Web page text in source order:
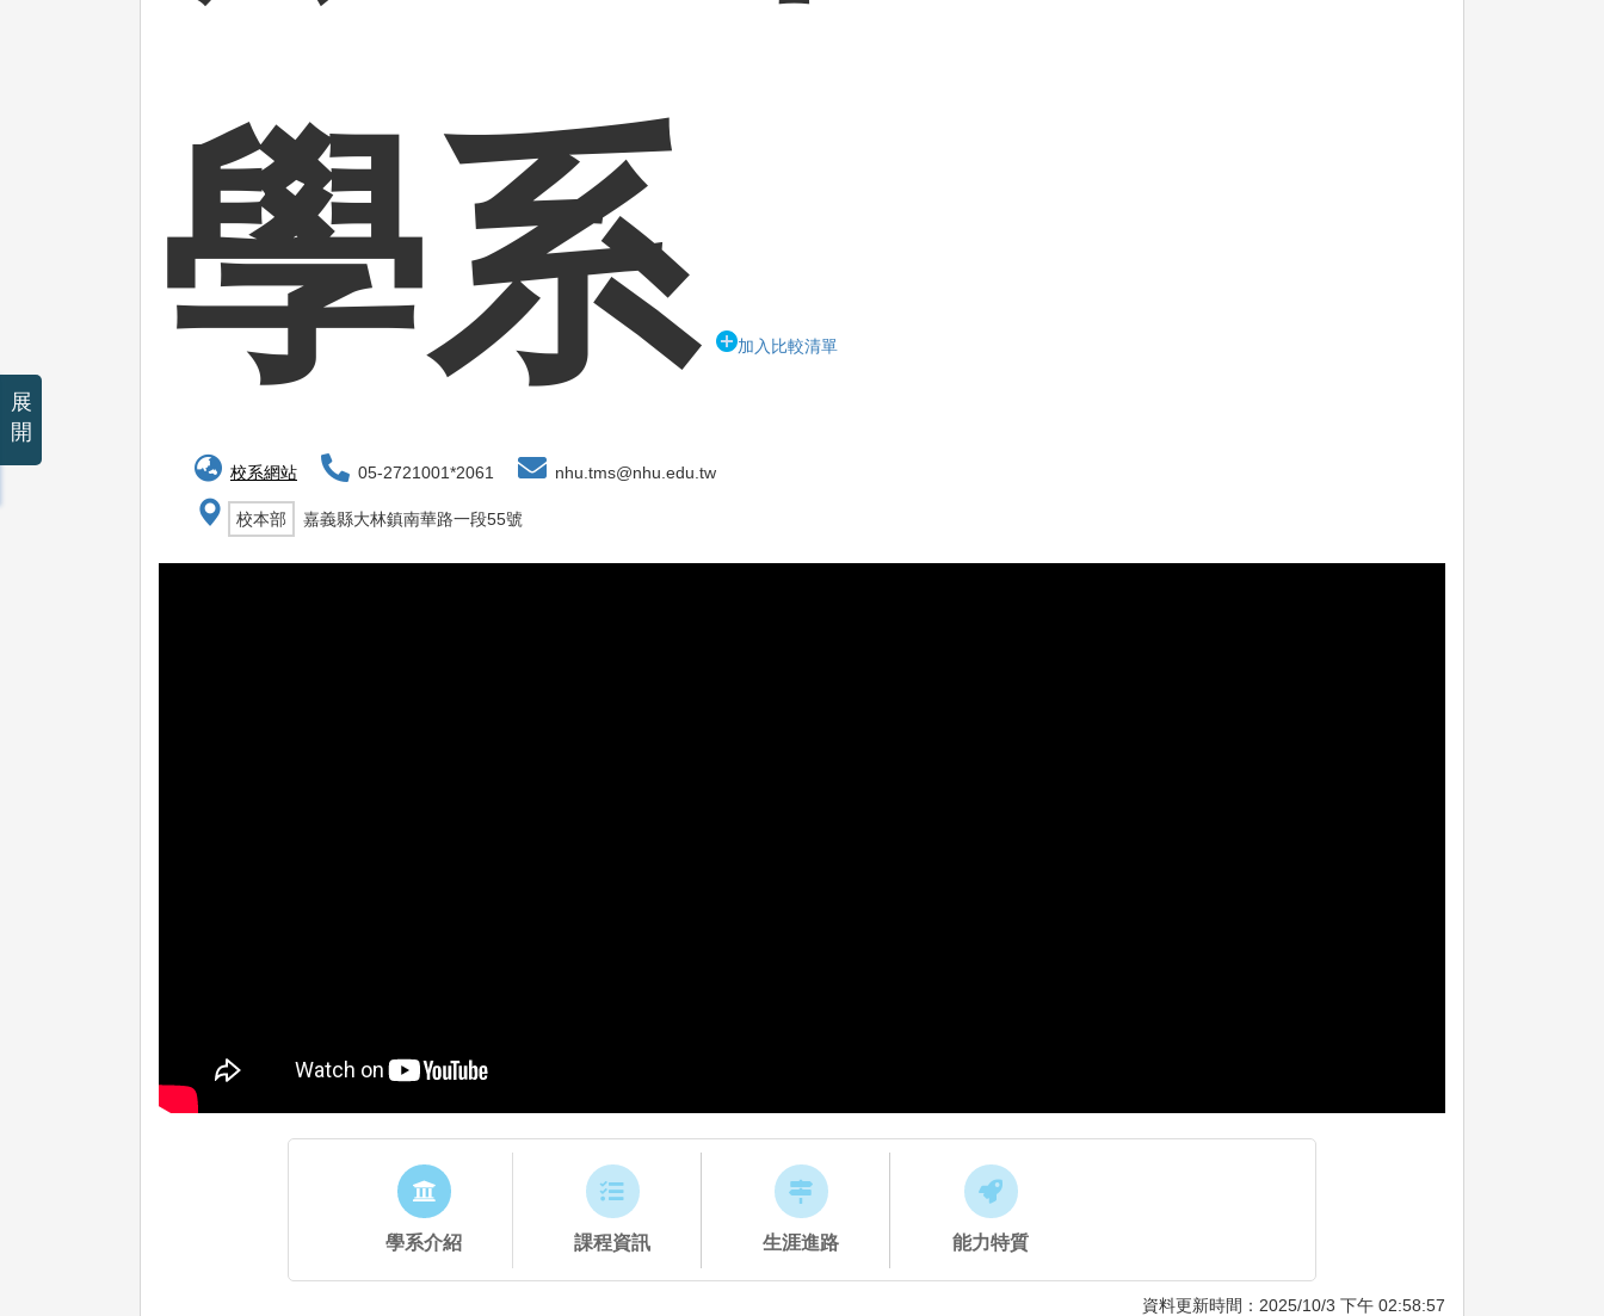
學系
加入比較清單
校系網站 05-2721001*2061 nhu.tms@nhu.edu.tw
校本部 嘉義縣大林鎮南華路一段55號
學系介紹 課程資訊 生涯進路 能力特質
資料更新時間：2025/10/3 下午 02:58:57
展
開